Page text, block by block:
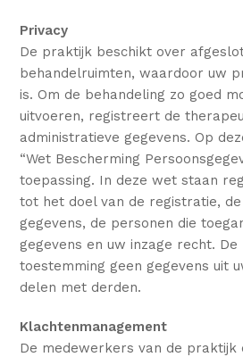
Privacy
De praktijk beschikt over
behandelruimten, waardoor uw
is. Om de behandeling zo goed
uitvoeren, registreert de
administratieve gegevens. Op
“Wet Bescherming
toepassing. In deze wet staan
tot het doel van de registratie,
gegevens, de personen die
gegevens en uw inzage recht.
toestemming geen gegevens uit
delen met derden.
Klachtenmanagement
De medewerkers van de praktijk